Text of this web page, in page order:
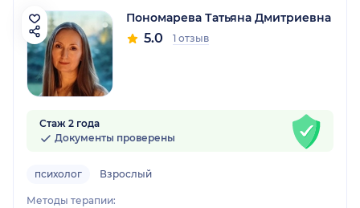
Пономарева Татьяна Дмитриевна
5.0 1 отзыв
Стаж 2 года
Документы проверены
психолог Взрослый
Методы терапии: